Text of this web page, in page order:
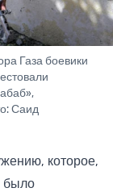
Газа боевики
Саид
которое,
было